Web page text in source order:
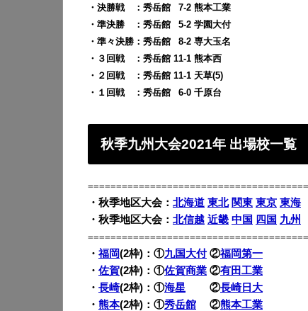
・決勝戦 ：秀岳館
7-2 熊本工業
・準決勝 ：秀岳館
5-2 学園大付
・準々決勝：秀岳館
8-2 専大玉名
・３回戦 ：秀岳館 11-1 熊本西
・２回戦 ：秀岳館 11-1 天草(5)
・１回戦 ：秀岳館
6-0 千原台
秋季九州大会2021年 出場校一覧
・秋季地区大会： 北海道 東北 関東 東京 東海
・秋季地区大会： 北信越 近畿 中国 四国 九州
・ 福岡(2枠)：①九国大付②福岡第一
・ 佐賀(2枠)：①佐賀商業 ②有田工業
・ 長崎(2枠)：①海星 ②長崎日大
・ 熊本(2枠)：①秀岳館 ②熊本工業